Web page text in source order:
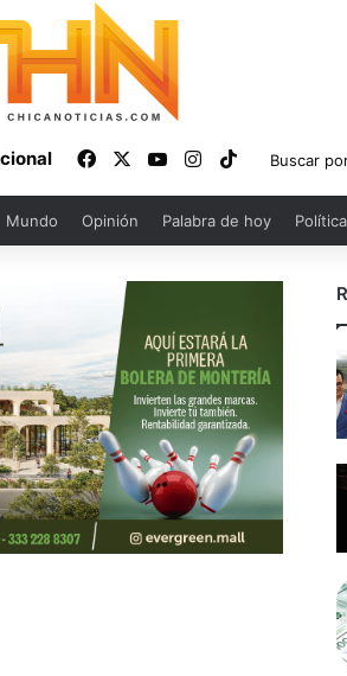
FacebookYouTubeInstagram
TikTok
Mundo Opinión Palabra de hoy Política